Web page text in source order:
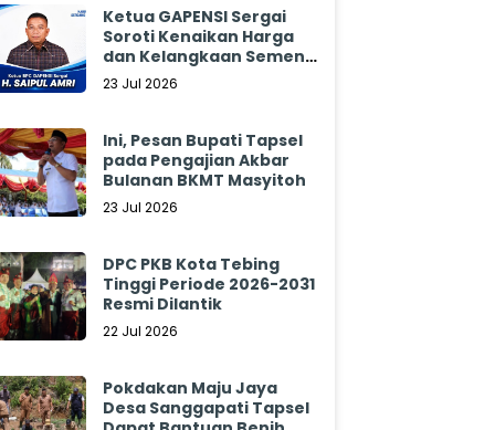
Ketua GAPENSI Sergai
Soroti Kenaikan Harga
dan Kelangkaan Semen,
Minta Pemerintah
23 Jul 2026
Ini, Pesan Bupati Tapsel
pada Pengajian Akbar
Bulanan BKMT Masyitoh
23 Jul 2026
DPC PKB Kota Tebing
Tinggi Periode 2026-2031
Resmi Dilantik
22 Jul 2026
Pokdakan Maju Jaya
Desa Sanggapati Tapsel